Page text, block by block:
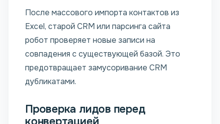
После массового импорта контактов из
Excel, старой CRM или парсинга сайта
робот проверяет новые записи на
совпадения с существующей базой. Это
предотвращает замусоривание CRM
дубликатами.
Проверка лидов перед